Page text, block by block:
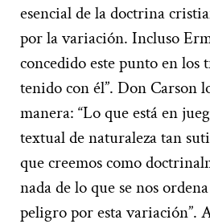
esencial de la doctrina
por la variación. Incluso
concedido este punto en los
tenido con él”. Don Carson
manera: “Lo que está en
textual de naturaleza tan
que creemos como
nada de lo que se nos
peligro por esta variación”.